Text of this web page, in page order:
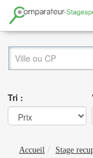
Tri :
Accueil
Stage